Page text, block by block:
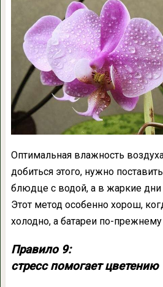
Оптимальная влажность
добиться этого, нужно
блюдце с водой, а в жаркие дни
Этот метод особенно хорош,
холодно, а батареи по-прежнему
Правило 9:
стресс помогает цветению